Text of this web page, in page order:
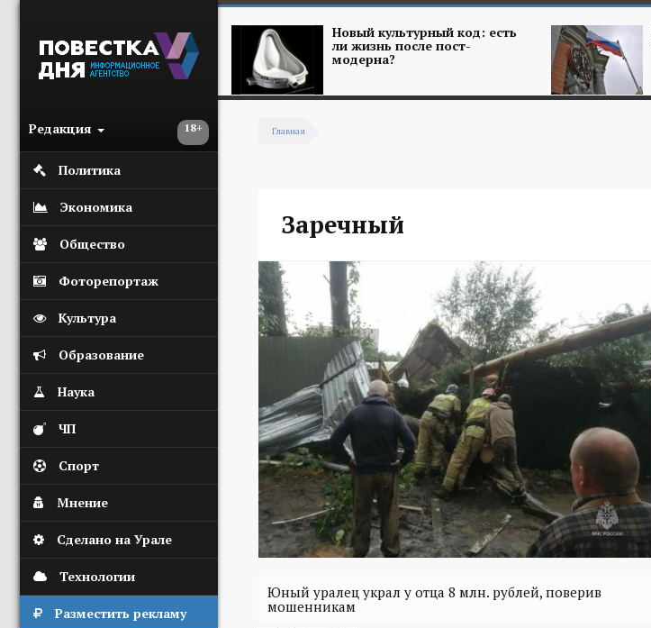
18+
Редакция
Политика
Экономика
Общество
Фоторепортаж
Культура
Образование
Наука
ЧП
Спорт
Мнение
Сделано на Урале
Технологии
Разместить рекламу
Новый культурный код: есть
ли жизнь после пост-
модерна?
Главная
Заречный
Юный уралец украл у отца 8 млн. рублей, поверив
мошенникам